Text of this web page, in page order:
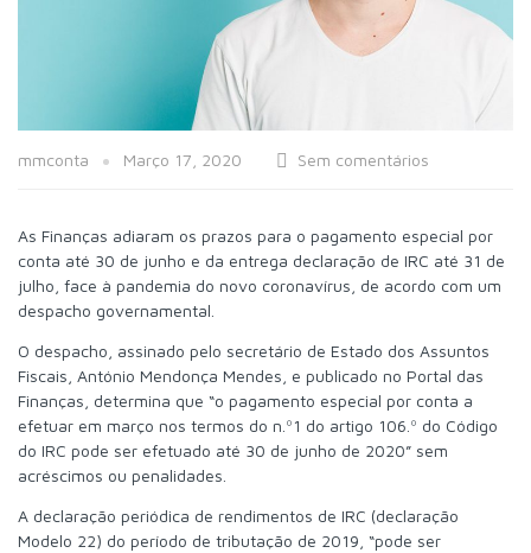
mmconta Março 17, 2020 Sem comentários
As Finanças adiaram os prazos para o pagamento especial por
conta até 30 de junho e da entrega declaração de IRC até 31 de
julho, face à pandemia do novo coronavírus, de acordo com um
despacho governamental.
O despacho, assinado pelo secretário de Estado dos Assuntos
Fiscais, António Mendonça Mendes, e publicado no Portal das
Finanças, determina que “o pagamento especial por conta a
efetuar em março nos termos do n.º1 do artigo 106.º do Código
do IRC pode ser efetuado até 30 de junho de 2020” sem
acréscimos ou penalidades.
A declaração periódica de rendimentos de IRC (declaração
Modelo 22) do período de tributação de 2019, “pode ser